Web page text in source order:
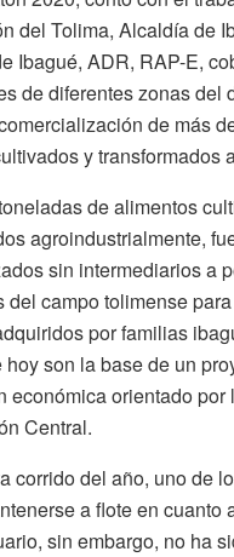
del Tolima, Alcaldía de
Ibagué, ADR, RAP-E,
de diferentes zonas del
de más
y transformados
de alimentos
agroindustrialmente,
sin intermediarios a
del campo tolimense
por familias
hoy son la base de un
económica orientado por
Central.
corrido del año, uno de
a flote en cuanto
sin embargo, no ha